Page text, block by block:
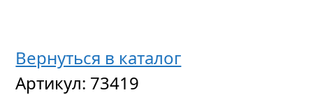
Вернуться в каталог
Артикул: 73419